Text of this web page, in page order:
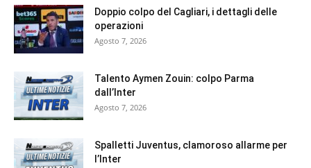
Doppio colpo del Cagliari, i dettagli delle
operazioni
Agosto 7, 2026
Talento Aymen Zouin: colpo Parma
dall’Inter
Agosto 7, 2026
Spalletti Juventus, clamoroso allarme per
l’Inter